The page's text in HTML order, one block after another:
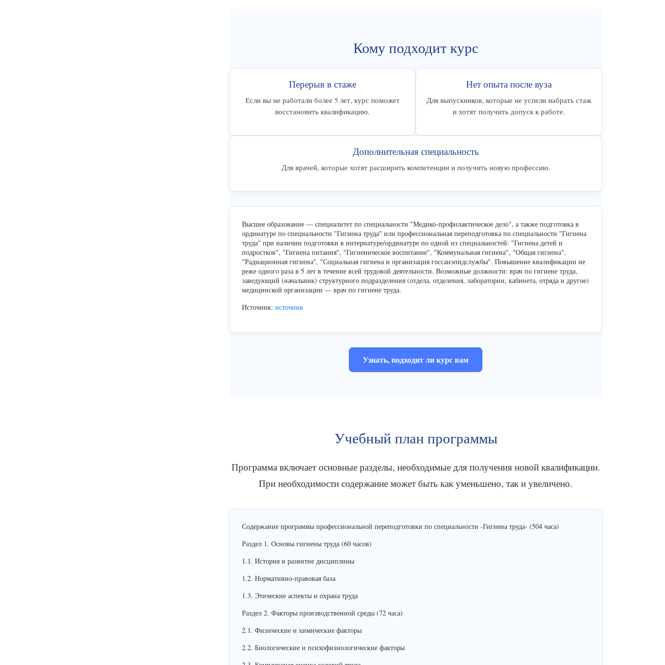
Кому подходит курс
Перерыв в стаже
Если вы не работали более 5 лет, курс поможет
восстановить квалификацию.
Нет опыта после вуза
Для выпускников, которые не успели набрать стаж
и хотят получить допуск к работе.
Дополнительная специальность
Для врачей, которые хотят расширить компетенции и получить новую профессию.
Высшее образование — специалитет по специальности "Медико-профилактическое дело", а также подготовка в
ординатуре по специальности "Гигиена труда" или профессиональная переподготовка по специальности "Гигиена
труда" при наличии подготовки в интернатуре/ординатуре по одной из специальностей: "Гигиена детей и
подростков", "Гигиена питания", "Гигиеническое воспитание", "Коммунальная гигиена", "Общая гигиена",
"Радиационная гигиена", "Социальная гигиена и организация госсанэпидслужбы". Повышение квалификации не
реже одного раза в 5 лет в течение всей трудовой деятельности. Возможные должности: врач по гигиене труда,
заведующий (начальник) структурного подразделения (отдела, отделения, лаборатории, кабинета, отряда и другое)
медицинской организации — врач по гигиене труда.
Источник: источник
Узнать, подходит ли курс вам
Учебный план программы
Программа включает основные разделы, необходимые для получения новой квалификации.
При необходимости содержание может быть как уменьшено, так и увеличено.
Содержание программы профессиональной переподготовки по специальности -Гигиена труда- (504 часа)
Раздел 1. Основы гигиены труда (60 часов)
1.1. История и развитие дисциплины
1.2. Нормативно-правовая база
1.3. Этические аспекты и охрана труда
Раздел 2. Факторы производственной среды (72 часа)
2.1. Физические и химические факторы
2.2. Биологические и психофизиологические факторы